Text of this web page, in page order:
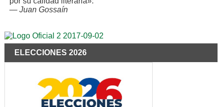
— Juan Gossaín
ELECCIONES 2026